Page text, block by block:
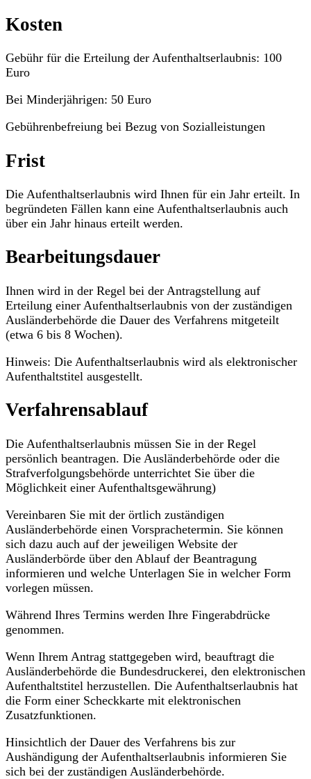
Kosten
Gebühr für die Erteilung der Aufenthaltserlaubnis: 100
Euro
Bei Minderjährigen: 50 Euro
Gebührenbefreiung bei Bezug von Sozialleistungen
Frist
Die Aufenthaltserlaubnis wird Ihnen für ein Jahr erteilt. In
begründeten Fällen kann eine Aufenthaltserlaubnis auch
über ein Jahr hinaus erteilt werden.
Bearbeitungsdauer
Ihnen wird in der Regel bei der Antragstellung auf
Erteilung einer Aufenthaltserlaubnis von der zuständigen
Ausländerbehörde die Dauer des Verfahrens mitgeteilt
(etwa 6 bis 8 Wochen).
Hinweis: Die Aufenthaltserlaubnis wird als elektronischer
Aufenthaltstitel ausgestellt.
Verfahrensablauf
Die Aufenthaltserlaubnis müssen Sie in der Regel
persönlich beantragen. Die Ausländerbehörde oder die
Strafverfolgungsbehörde unterrichtet Sie über die
Möglichkeit einer Aufenthaltsgewährung)
Vereinbaren Sie mit der örtlich zuständigen
Ausländerbehörde einen Vorsprachetermin. Sie können
sich dazu auch auf der jeweiligen Website der
Ausländerbörde über den Ablauf der Beantragung
informieren und welche Unterlagen Sie in welcher Form
vorlegen müssen.
Während Ihres Termins werden Ihre Fingerabdrücke
genommen.
Wenn Ihrem Antrag stattgegeben wird, beauftragt die
Ausländerbehörde die Bundesdruckerei, den elektronischen
Aufenthaltstitel herzustellen. Die Aufenthaltserlaubnis hat
die Form einer Scheckkarte mit elektronischen
Zusatzfunktionen.
Hinsichtlich der Dauer des Verfahrens bis zur
Aushändigung der Aufenthaltserlaubnis informieren Sie
sich bei der zuständigen Ausländerbehörde.